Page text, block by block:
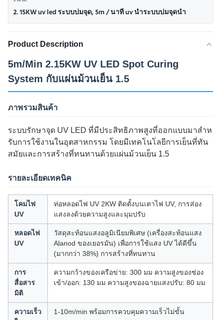
2. 15KW uv led ระบบบ่มจุด,5m / นาที uv นำระบบบ่มจุดนำ
Product Description
5m/Min 2.15KW UV LED Spot Curing
System กับแผ่นม้วนเย็น 1.5
ภาพรวมสินค้า
ระบบรักษาจุด UV LED ที่มีประสิทธิภาพสูงที่ออกแบบมาสําห
รับการใช้งานในอุตสาหกรรม โดยมีเทคโนโลยีการเย็นที่ทัน
สมัยและการสร้างที่ทนทานด้วยแผ่นม้วนเย็น 1.5
รายละเอียดเทคนิค
โคมไฟ
UV
ท่อหลอดไฟ UV 2KW ติดตั้งบนเตาไฟ UV, การส่อง
แสงลงด้วยความสูงและมุมปรับ
หลอดไฟ
UV
วัสดุสะท้อนแสงอลูมิเนียมพิเศษ (เครื่องสะท้อนแสง
Alanod ของเยอรมัน) เพื่อการใช้แสง UV ได้ดีขึ้น
(มากกว่า 38%) การสร้างที่ทนทาน
การ
สื่อสาร
มิติ
ความกว้างของเครือข่าย: 300 มม ความสูงของช่อง
เข้า/ออก: 130 มม ความสูงของฉายแสงปรับ: 80 มม
ความเร็ว
1-10m/min พร้อมการควบคุมความเร็วไม่ขั้น